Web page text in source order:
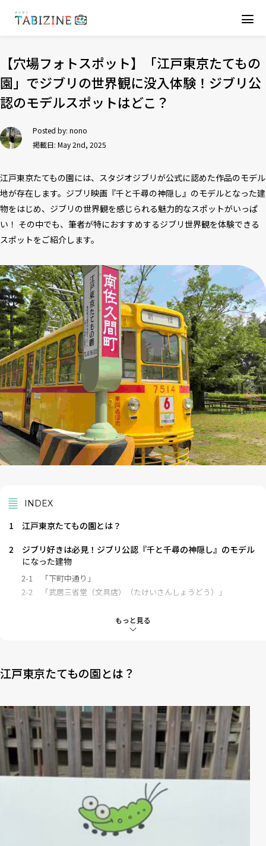
【穴場フォトスポット】「江戸東京たてもの
園」でジブリの世界観に没入体験！ジブリ公
認のモデルスポットはどこ？
Posted by: nono
掲載日: May 2nd, 2025
江戸東京たてもの園には、スタジオジブリが公式に認めた作品のモデル
地が存在します。ジブリ映画『千と千尋の神隠し』のモデルとなった建
物をはじめ、ジブリの世界観を感じられる魅力的なスポットがいっぱ
い！ その中でも、筆者が特におすすめするジブリ世界観を体験できる
スポットをご紹介します。
もっと見る
INDEX
1
江戸東京たてもの園とは？
2
ジブリ好きは必見！ジブリ公認『千と千尋の神隠し』のモデル
になった建物
2-1
「下町中通り」
2-2
「武居三省堂（文具店）（たけいさんしょうどう）」
まだまだある！ジブリっぽいおすすめフォトスポット＆没入ス
4 江戸東京たてもの園で非日常体験を！
江戸東京たてもの園とは？